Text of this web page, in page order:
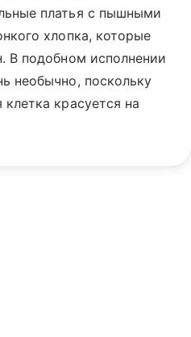
платья с пышными
хлопка, которые
В подобном исполнении
необычно, поскольку
красуется на